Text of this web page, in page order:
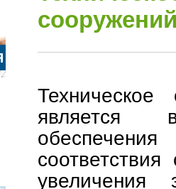
является
увеличения